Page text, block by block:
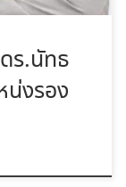
ร.นัทธ
น่งรอง